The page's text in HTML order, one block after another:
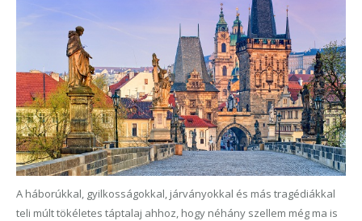
A háborúkkal, gyilkosságokkal, járványokkal és más tragédiákkal
teli múlt tökéletes táptalaj ahhoz, hogy néhány szellem még ma is